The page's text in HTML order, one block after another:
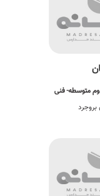
متوسطه- فنی
بروجرد